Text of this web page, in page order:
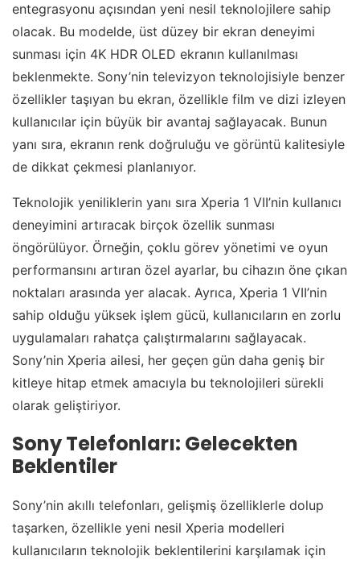
entegrasyonu açısından yeni nesil teknolojilere sahip
olacak. Bu modelde, üst düzey bir ekran deneyimi
sunması için 4K HDR OLED ekranın kullanılması
beklenmekte. Sony’nin televizyon teknolojisiyle benzer
özellikler taşıyan bu ekran, özellikle film ve dizi izleyen
kullanıcılar için büyük bir avantaj sağlayacak. Bunun
yanı sıra, ekranın renk doğruluğu ve görüntü kalitesiyle
de dikkat çekmesi planlanıyor.
Teknolojik yeniliklerin yanı sıra Xperia 1 VII’nin kullanıcı
deneyimini artıracak birçok özellik sunması
öngörülüyor. Örneğin, çoklu görev yönetimi ve oyun
performansını artıran özel ayarlar, bu cihazın öne çıkan
noktaları arasında yer alacak. Ayrıca, Xperia 1 VII’nin
sahip olduğu yüksek işlem gücü, kullanıcıların en zorlu
uygulamaları rahatça çalıştırmalarını sağlayacak.
Sony’nin Xperia ailesi, her geçen gün daha geniş bir
kitleye hitap etmek amacıyla bu teknolojileri sürekli
olarak geliştiriyor.
Sony Telefonları: Gelecekten
Beklentiler
Sony’nin akıllı telefonları, gelişmiş özelliklerle dolup
taşarken, özellikle yeni nesil Xperia modelleri
kullanıcıların teknolojik beklentilerini karşılamak için